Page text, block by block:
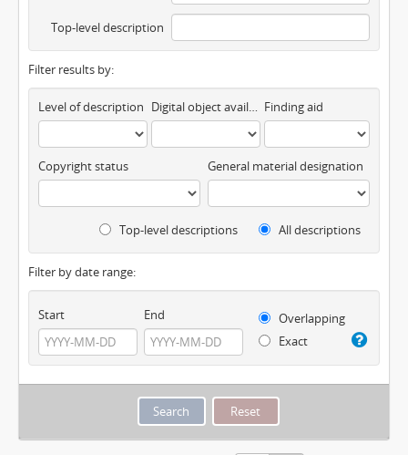
Top-level description
Filter results by:
Level of description Digital object available Finding aid
Copyright status General material designation
Top-level descriptions All descriptions
Filter by date range:
Start End
Overlapping
Exact